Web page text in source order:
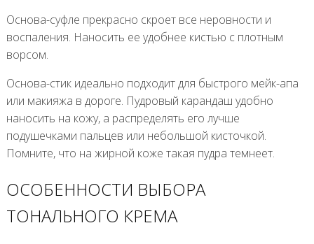
Основа-суфле прекрасно скроет все неровности и
воспаления. Наносить ее удобнее кистью с плотным
ворсом.
Основа-стик идеально подходит для быстрого мейк-апа
или макияжа в дороге. Пудровый карандаш удобно
наносить на кожу, а распределять его лучше
подушечками пальцев или небольшой кисточкой.
Помните, что на жирной коже такая пудра темнеет.
ОСОБЕННОСТИ ВЫБОРА
ТОНАЛЬНОГО КРЕМА